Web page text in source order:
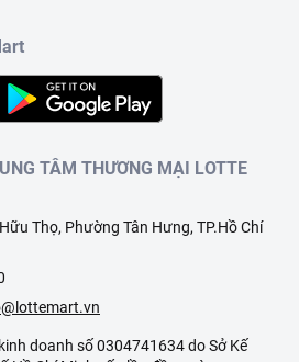
TÂM THƯƠNG MẠI LOTTE
Thọ, Phường Tân Hưng, TP.Hồ Chí
doanh số 0304741634 do Sở Kế